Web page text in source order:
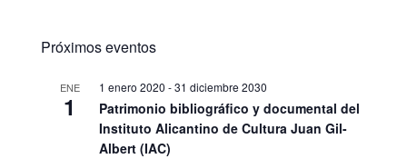
Próximos eventos
ENE
1
1 enero 2020 -31 diciembre 2030
Patrimonio bibliográfico y documental del
Instituto Alicantino de Cultura Juan Gil-
Albert (IAC)